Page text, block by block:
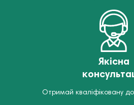
Якісна
Отримай кваліфіковану